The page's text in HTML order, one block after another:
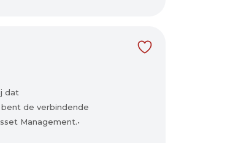
dat
de verbindende
Management.•